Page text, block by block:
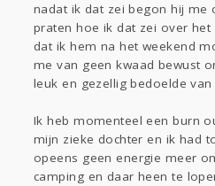
nadat ik dat zei begon hij me
praten hoe ik dat zei over
dat ik hem na het weekend
me van geen kwaad bewust
leuk en gezellig bedoelde van
Ik heb momenteel een burn
mijn zieke dochter en ik had
opeens geen energie meer
camping en daar heen te